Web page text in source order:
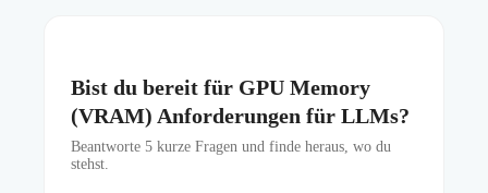
Bist du bereit für GPU Memory
(VRAM) Anforderungen für LLMs?
Beantworte 5 kurze Fragen und finde heraus, wo du
stehst.